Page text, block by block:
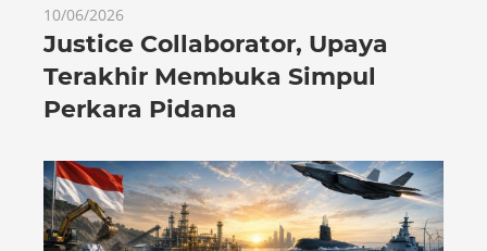
10/06/2026
Justice Collaborator, Upaya
Terakhir Membuka Simpul
Perkara Pidana